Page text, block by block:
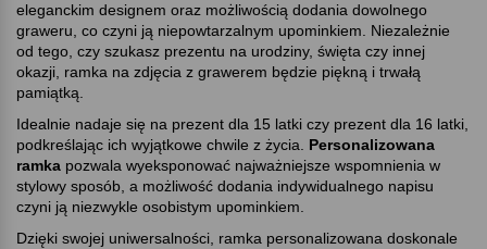
eleganckim designem oraz możliwością dodania dowolnego
graweru, co czyni ją niepowtarzalnym upominkiem. Niezależnie
od tego, czy szukasz prezentu na urodziny, święta czy innej
okazji, ramka na zdjęcia z grawerem będzie piękną i trwałą
pamiątką.
Idealnie nadaje się na prezent dla 15 latki czy prezent dla 16 latki,
podkreślając ich wyjątkowe chwile z życia. Personalizowana
ramka pozwala wyeksponować najważniejsze wspomnienia w
stylowy sposób, a możliwość dodania indywidualnego napisu
czyni ją niezwykle osobistym upominkiem.
Dzięki swojej uniwersalności, ramka personalizowana doskonale